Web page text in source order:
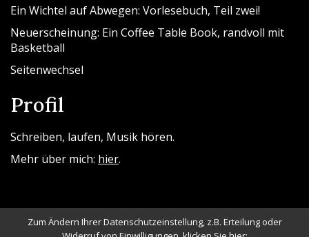
Ein Wichtel auf Abwegen: Vorlesebuch, Teil zwei!
Neuerscheinung: Ein Coffee Table Book, randvoll mit
Basketball
Seitenwechsel
Profil
Schreiben, laufen, Musik hören.
Mehr über mich: hier.
Zum Ändern Ihrer Datenschutzeinstellung, z.B. Erteilung oder